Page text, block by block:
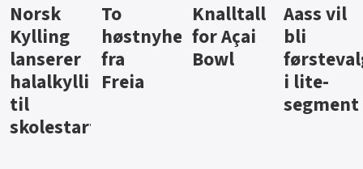
Knalltall
for Açai
Bowl
Aass vil
bli
førstevalg
i lite-
Brus og
jus fra
Berentsen
Hard
iste fra
Hansa